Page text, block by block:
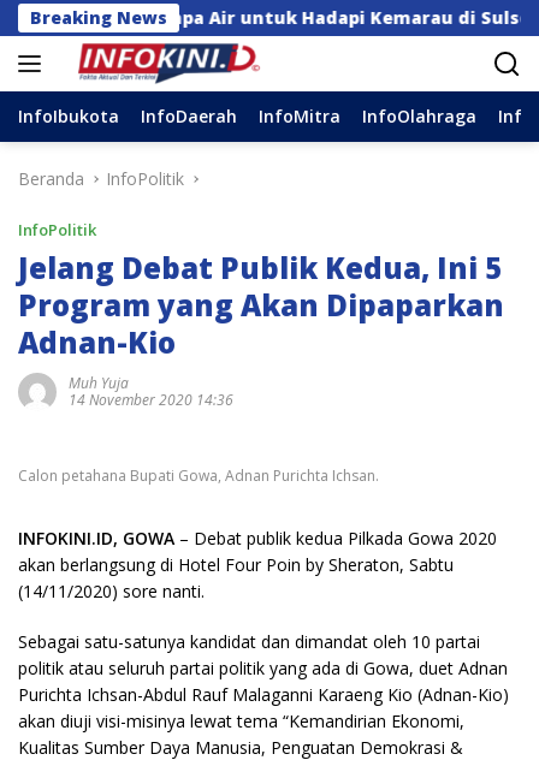
Langsung
ke
konten
Breaking News
Air untuk Hadapi Kemarau di Sulsel
InfoIbukota InfoDaerah InfoMitra InfoOlahraga
Beranda InfoPolitik
InfoPolitik
Jelang Debat Publik Kedua, Ini 5
Program yang Akan Dipaparkan
Adnan-Kio
Muh Yuja
14 November 2020 14:36
Calon petahana Bupati Gowa, Adnan Purichta Ichsan.
INFOKINI.ID, GOWA – Debat publik kedua Pilkada Gowa 2020
akan berlangsung di Hotel Four Poin by Sheraton, Sabtu
(14/11/2020) sore nanti.
Sebagai satu-satunya kandidat dan dimandat oleh 10 partai
politik atau seluruh partai politik yang ada di Gowa, duet Adnan
Purichta Ichsan-Abdul Rauf Malaganni Karaeng Kio (Adnan-Kio)
akan diuji visi-misinya lewat tema “Kemandirian Ekonomi,
Kualitas Sumber Daya Manusia, Penguatan Demokrasi &